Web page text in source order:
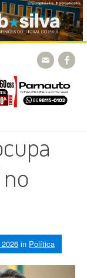
in Política